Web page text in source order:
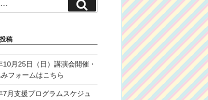
稿
10月25日（日）講演会開催・
フォームはこちら
7月支援プログラムスケジュ